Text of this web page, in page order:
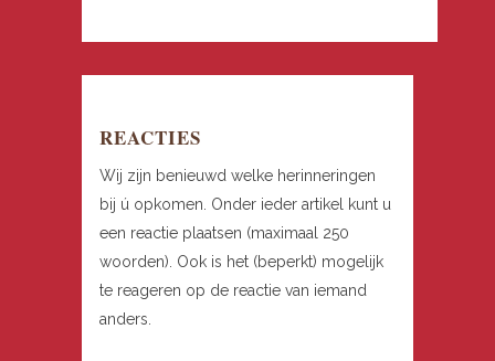
REACTIES
Wij zijn benieuwd welke herinneringen
bij ú opkomen. Onder ieder artikel kunt u
een reactie plaatsen (maximaal 250
woorden). Ook is het (beperkt) mogelijk
te reageren op de reactie van iemand
anders.